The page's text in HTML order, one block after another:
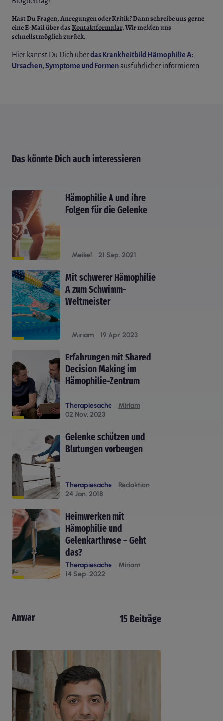
Hast Du Fragen, Anregungen oder Kritik?Dann schreibe uns gerne
eine E-Mail über dasKontaktformular.Wir melden uns
schnellstmöglich zurück.
Hier kannst Du Dich überdas Krankheitbild Hämophilie A:
Ursachen, Symptome und Formenausführlicher informieren.
Das könnte Dich auch interessieren
Hämophilie A und ihre
Folgen für die Gelenke
Meikel 21 Sep. 2021
Mit schwerer Hämophilie
A zum Schwimm-
Weltmeister
Miriam 19 Apr. 2023
Erfahrungen mit Shared
Decision Making im
Hämophilie-Zentrum
Therapiesache
Miriam
02 Nov. 2023
Gelenke schützen und
Blutungen vorbeugen
Therapiesache
Redaktion
24 Jan. 2018
Heimwerken mit
Hämophilie und
Gelenkarthrose – Geht
das?
Therapiesache
Miriam
14 Sep. 2022
Anwar 15 Beiträge